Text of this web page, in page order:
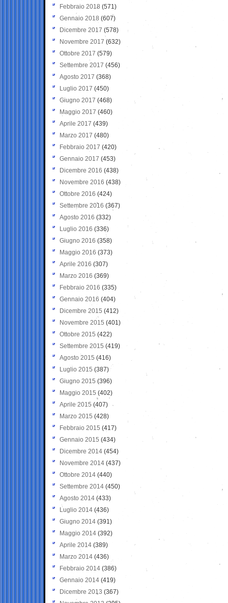
Febbraio 2018 (571)
Gennaio 2018 (607)
Dicembre 2017 (578)
Novembre 2017 (632)
Ottobre 2017 (579)
Settembre 2017 (456)
Agosto 2017 (368)
Luglio 2017 (450)
Giugno 2017 (468)
Maggio 2017 (460)
Aprile 2017 (439)
Marzo 2017 (480)
Febbraio 2017 (420)
Gennaio 2017 (453)
Dicembre 2016 (438)
Novembre 2016 (438)
Ottobre 2016 (424)
Settembre 2016 (367)
Agosto 2016 (332)
Luglio 2016 (336)
Giugno 2016 (358)
Maggio 2016 (373)
Aprile 2016 (307)
Marzo 2016 (369)
Febbraio 2016 (335)
Gennaio 2016 (404)
Dicembre 2015 (412)
Novembre 2015 (401)
Ottobre 2015 (422)
Settembre 2015 (419)
Agosto 2015 (416)
Luglio 2015 (387)
Giugno 2015 (396)
Maggio 2015 (402)
Aprile 2015 (407)
Marzo 2015 (428)
Febbraio 2015 (417)
Gennaio 2015 (434)
Dicembre 2014 (454)
Novembre 2014 (437)
Ottobre 2014 (440)
Settembre 2014 (450)
Agosto 2014 (433)
Luglio 2014 (436)
Giugno 2014 (391)
Maggio 2014 (392)
Aprile 2014 (389)
Marzo 2014 (436)
Febbraio 2014 (386)
Gennaio 2014 (419)
Dicembre 2013 (367)